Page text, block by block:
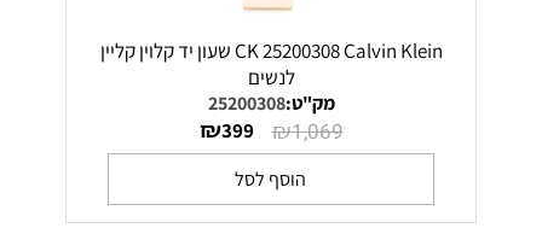
CK 25200308 Calvin Klein שעון יד קלוין קליין
לנשים
מק"ט:25200308
₪1,069
₪399
הוסף לסל